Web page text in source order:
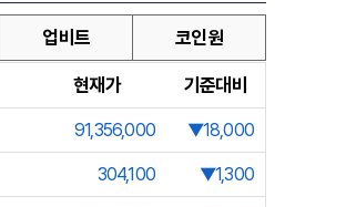
업비트 코인원
현재가 기준대비
91,356,000 ▼18,000
304,100 ▼1,300